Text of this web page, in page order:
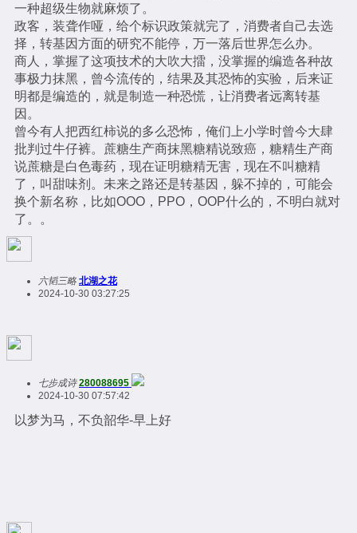
一种超级生物就麻烦了。
政客，装聋作哑，给个标识政策就完了，消费者自己去选
择，转基因方面的研究不能停，万一落后世界怎么办。
商人，掌握了这项技术的大吹大擂，没掌握的编造各种故
事极力抹黑，曾今流传的，结果及其恐怖的实验，后来证
明都是编造的，就是制造一种恐慌，让消费者远离转基
因。
曾今有人把西红柿说的多么恐怖，俺们上小学时曾今大肆
批判过牛仔裤。蔗糖生产商抹黑糖精说致癌，糖精生产商
说蔗糖是白色毒药，现在证明糖精无害，现在不叫糖精
了，叫甜味剂。未来之路还是转基因，躲不掉的，可能会
换个新名称，比如OOO，PPO，OOP什么的，不明白就对
了。。
六韬三略 北湖之花
2024-10-30 03:27:25
七步成诗 280088695
2024-10-30 07:57:42
以梦为马，不负韶华-早上好